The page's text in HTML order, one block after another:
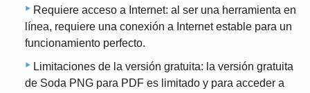
Requiere acceso a Internet: al ser una herramienta en
línea, requiere una conexión a Internet estable para un
funcionamiento perfecto.
Limitaciones de la versión gratuita: la versión gratuita
de Soda PNG para PDF es limitado y para acceder a